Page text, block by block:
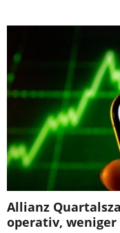
Allianz
operativ,